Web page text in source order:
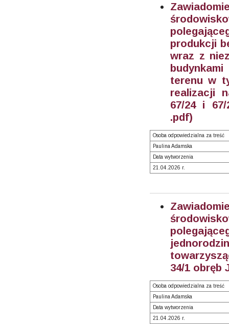
produkcji
wraz z
terenu w
realizacji
67/24 i
.pdf)
Osoba odpowiedzialna za treść
Paulina Adamska
Data wytworzenia
21.04.2026 r.
34/1 obręb
Osoba odpowiedzialna za treść
Paulina Adamska
Data wytworzenia
21.04.2026 r.